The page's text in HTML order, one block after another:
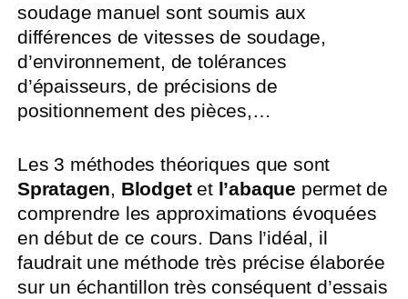
soudage manuel sont soumis aux
différences de vitesses de soudage,
d’environnement, de tolérances
d’épaisseurs, de précisions de
positionnement des pièces,…
Les 3 méthodes théoriques que sont
Spratagen, Blodgetet l’abaque permet de
comprendre les approximations évoquées
en début de ce cours. Dans l’idéal, il
faudrait une méthode très précise élaborée
sur un échantillon très conséquent d’essais